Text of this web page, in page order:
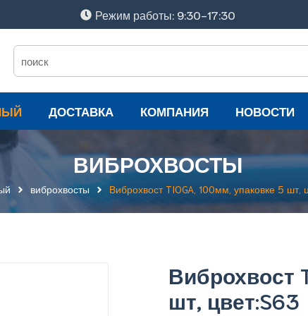
Режим работы: 9:30-17:30
ДОСТАВКА КОМПАНИЯ НОВОСТИ
ВИБРОХВОСТЫ
виброхвосты Виброхвост TIOGA, 100мм, упаковке 5 шт,
Виброхвост
шт, цвет:S63